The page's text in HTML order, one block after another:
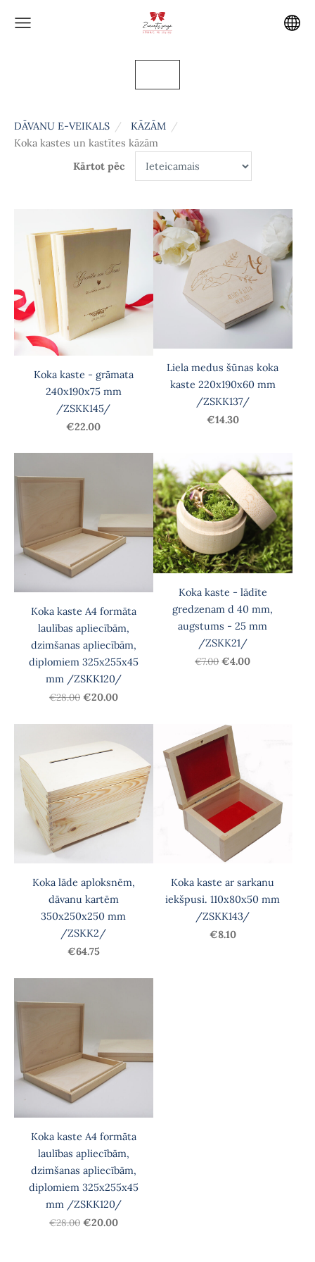
DĀVANU E-VEIKALS
KĀZĀM
Koka kastes un kastītes kāzām
Kārtot pēc
Koka kaste - grāmata
240x190x75 mm
/ZSKK145/
€22.00
Liela medus šūnas koka
kaste 220x190x60 mm
/ZSKK137/
€14.30
Koka kaste A4 formāta
laulības apliecībām,
dzimšanas apliecībām,
diplomiem 325x255x45
mm /ZSKK120/
€28.00 €20.00
Koka kaste - lādīte
gredzenam d 40 mm,
augstums - 25 mm
/ZSKK21/
€7.00 €4.00
Koka lāde aploksnēm,
dāvanu kartēm
350x250x250 mm
/ZSKK2/
€64.75
Koka kaste ar sarkanu
iekšpusi. 110x80x50 mm
/ZSKK143/
€8.10
Koka kaste A4 formāta
laulības apliecībām,
dzimšanas apliecībām,
diplomiem 325x255x45
mm /ZSKK120/
€28.00 €20.00